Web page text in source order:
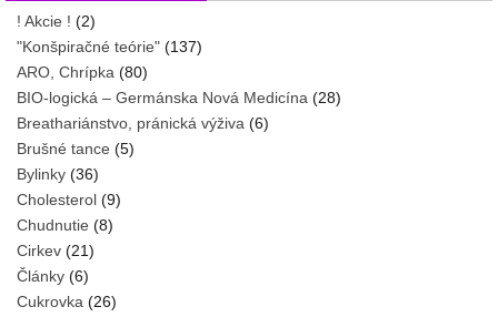
! Akcie ! (2)
"Konšpiračné teórie" (137)
ARO, Chrípka (80)
BIO-logická – Germánska Nová Medicína (28)
Breathariánstvo, pránická výživa (6)
Brušné tance (5)
Bylinky (36)
Cholesterol (9)
Chudnutie (8)
Cirkev (21)
Články (6)
Cukrovka (26)